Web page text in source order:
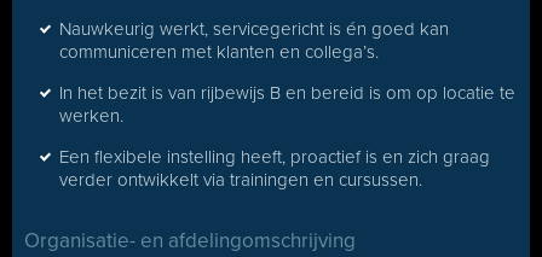
Nauwkeurig werkt, servicegericht is én goed kan
communiceren met klanten en collega’s.
In het bezit is van rijbewijs B en bereid is om op locatie te
werken.
Een flexibele instelling heeft, proactief is en zich graag
verder ontwikkelt via trainingen en cursussen.
Organisatie- en afdelingomschrijving